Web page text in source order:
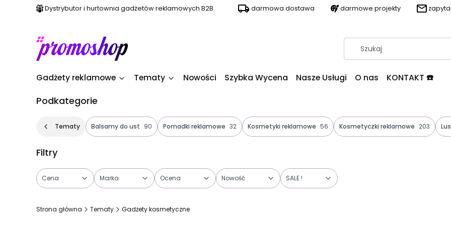
Dystrybutor i hurtownia gadżetów reklamowych B2B darmowa dostawa darmowe projekty
Gadżety reklamowe Tematy Nowości Szybka Wycena Nasze Usługi O nas KONTAKT ☎️
Podkategorie
Tematy Balsamy do ust 90 Pomadki reklamowe 32 Kosmetyki reklamowe 56 Kosmetyczki reklamowe 203
Filtry
Cena Marka Ocena Nowość SALE !
Strona główna Tematy Gadżety kosmetyczne